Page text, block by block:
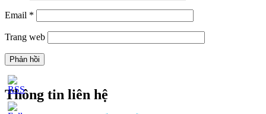
Email *
Trang web
Thông tin liên hệ